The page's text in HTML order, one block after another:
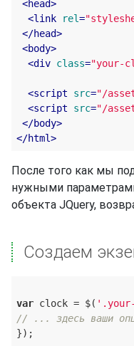
<head>
<link rel=
</head>
<body>
<div class="your-
<script src="/
<script src="/
</body>
</html>
После того как мы
нужными
объекта JQuery,
Создаем
var clock = $(
// ... здесь ваши